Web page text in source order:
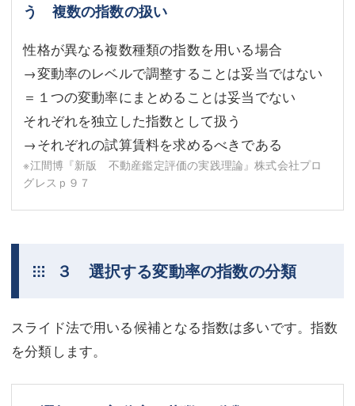
う 複数の指数の扱い
性格が異なる複数種類の指数を用いる場合
→変動率のレベルで調整することは妥当ではない
＝１つの変動率にまとめることは妥当でない
それぞれを独立した指数として扱う
→それぞれの試算賃料を求めるべきである
※江間博『新版 不動産鑑定評価の実践理論』株式会社プロ
グレスｐ９７
３ 選択する変動率の指数の分類
スライド法で用いる候補となる指数は多いです。指数
を分類します。